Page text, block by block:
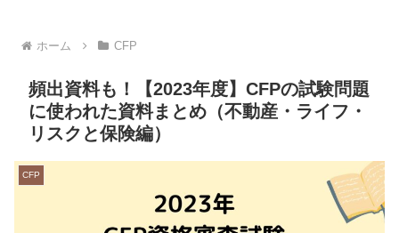
ホーム CFP
頻出資料も！【2023年度】CFPの試験問題
に使われた資料まとめ（不動産・ライフ・
リスクと保険編）
CFP